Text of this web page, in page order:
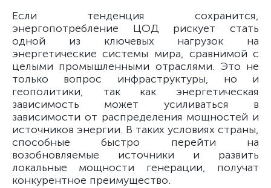
Если тенденция сохранится,
энергопотребление ЦОД рискует стать
одной из ключевых нагрузок на
энергетические системы мира, сравнимой с
целыми промышленными отраслями. Это не
только вопрос инфраструктуры, но и
геополитики, так как энергетическая
зависимость может усиливаться в
зависимости от распределения мощностей и
источников энергии. В таких условиях страны,
способные быстро перейти на
возобновляемые источники и развить
локальные мощности генерации, получат
конкурентное преимущество.